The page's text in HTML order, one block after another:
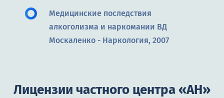
Медицинские последствия
алкоголизма и наркомании ВД
Москаленко - Наркология, 2007
Лицензии частного центра «АН»